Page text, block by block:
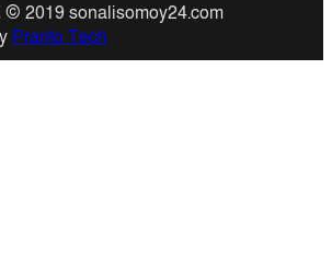
© 2019 sonalisomoy24.com
Pranto Tech